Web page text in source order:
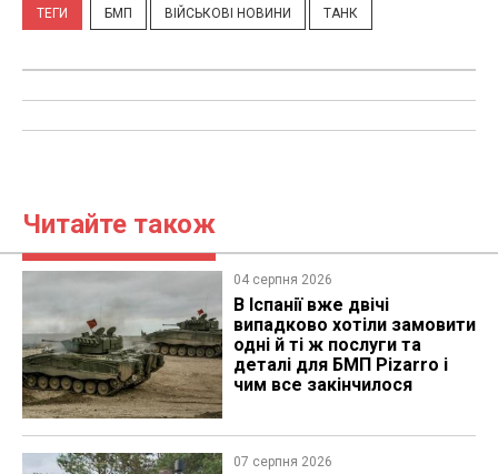
ТЕГИ БМП ВІЙСЬКОВІ НОВИНИ ТАНК
Читайте також
04 серпня 2026
В Іспанії вже двічі
випадково хотіли замовити
одні й ті ж послуги та
деталі для БМП Pizarro і
чим все закінчилося
07 серпня 2026